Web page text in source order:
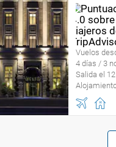
Vuelos
4 días / 3
Salida el